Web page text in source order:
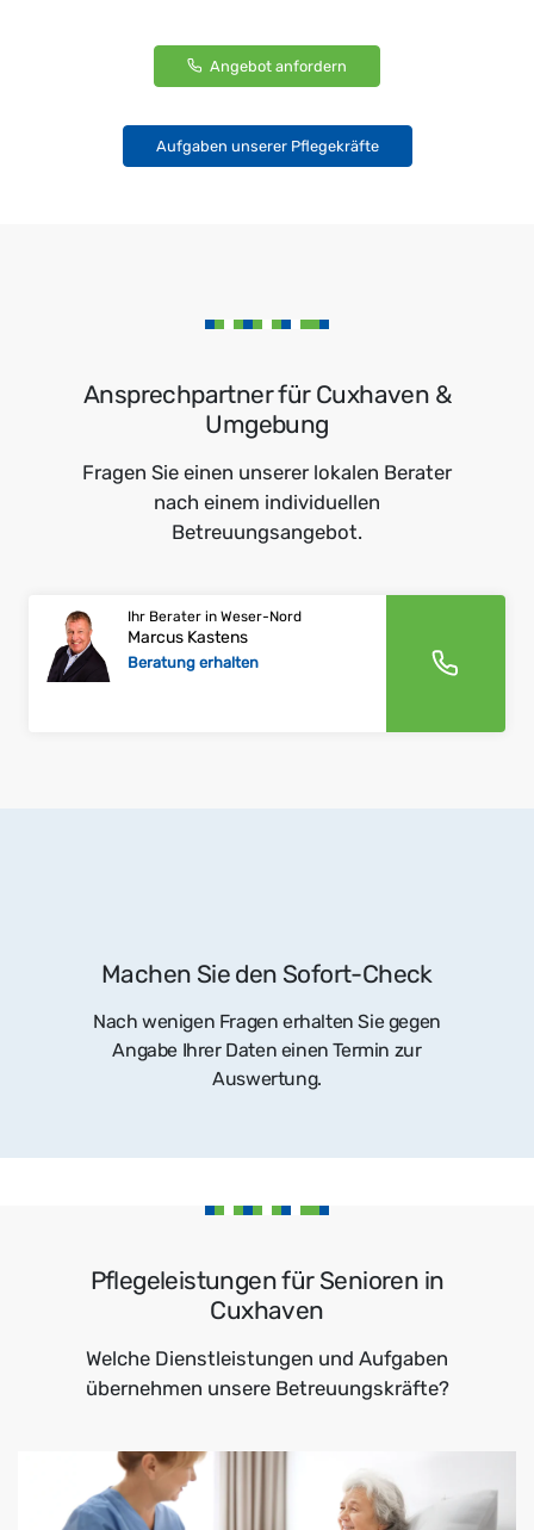
Angebot anfordern
Aufgaben unserer Pflegekräfte
Ansprechpartner für Cuxhaven &
Umgebung
Fragen Sie einen unserer lokalen Berater
nach einem individuellen
Betreuungsangebot.
Ihr Berater in Weser-Nord
Marcus Kastens
Beratung erhalten
Machen Sie den Sofort-Check
Nach wenigen Fragen erhalten Sie gegen
Angabe Ihrer Daten einen Termin zur
Auswertung.
Pflegeleistungen für Senioren in
Cuxhaven
Welche Dienstleistungen und Aufgaben
übernehmen unsere Betreuungskräfte?